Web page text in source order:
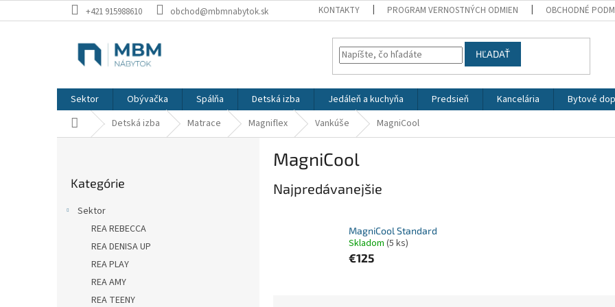
na
+421 915988610 obchod@mbmnabytok.sk KONTAKTY PROGRAM VERNOSTNÝCH ODMIEN OBCHODNÉ
HĽADAŤ
Sektor Obývačka Spálňa Detská izba Jedáleň a kuchyňa Predsieň Kancelária Bytové
DomovDetská izba Matrace Magniflex Vankúše MagniCool
kategórie
Kategórie
Sektor
REA REBECCA
REA DENISA UP
REA PLAY
REA AMY
REA TEENY
MagniCool
Najpredávanejšie
MagniCool Standard
Skladom (5 ks)
€125